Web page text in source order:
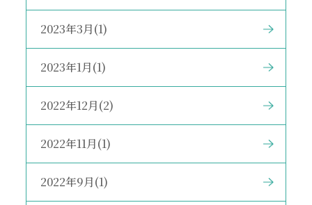
2023年3月(1)
2023年1月(1)
2022年12月(2)
2022年11月(1)
2022年9月(1)